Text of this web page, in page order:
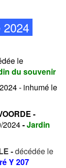
2024
le
du souvenir
- inhumé le
-
2024-Jardin
-décédée le
Y 207